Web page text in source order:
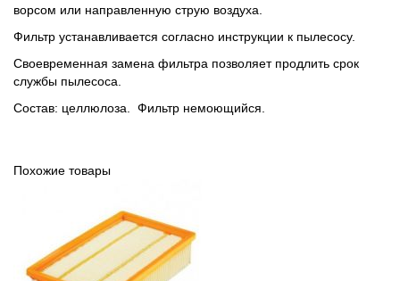
ворсом или направленную струю воздуха.
Фильтр устанавливается согласно инструкции к пылесосу.
Своевременная замена фильтра позволяет продлить срок
службы пылесоса.
Состав: целлюлоза. Фильтр немоющийся.
Похожие товары